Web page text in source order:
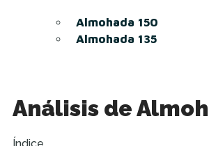
Almohada 150
Almohada 135
Análisis de
Índice